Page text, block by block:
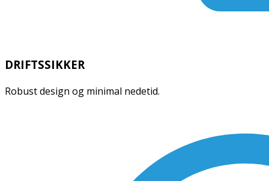
DRIFTSSIKKER
Robust design og minimal nedetid.